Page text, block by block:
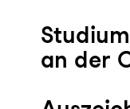
an der